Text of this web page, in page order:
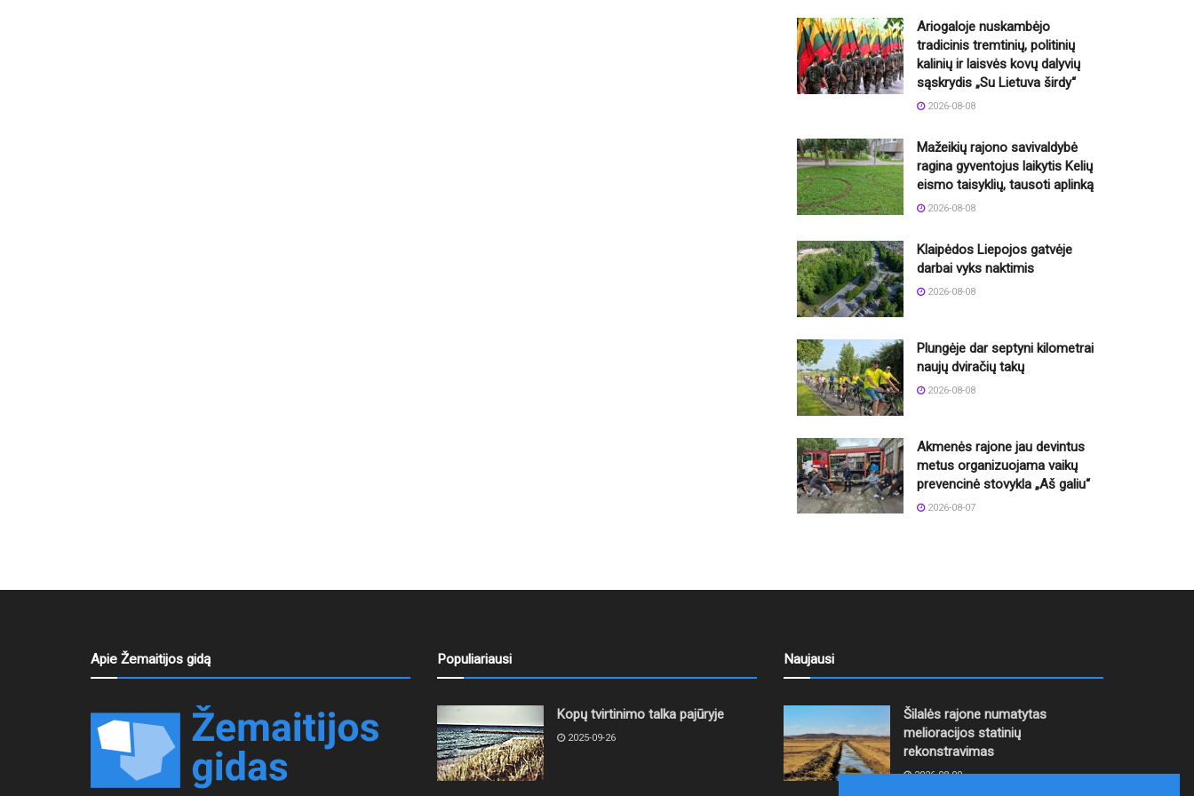
Ariogaloje nuskambėjo
tradicinis tremtinių, politinių
kalinių ir laisvės kovų dalyvių
sąskrydis „Su Lietuva širdy“
2026-08-08
Mažeikių rajono savivaldybė
ragina gyventojus laikytis Kelių
eismo taisyklių, tausoti aplinką
2026-08-08
Klaipėdos Liepojos gatvėje
darbai vyks naktimis
2026-08-08
Plungėje dar septyni kilometrai
naujų dviračių takų
2026-08-08
Akmenės rajone jau devintus
metus organizuojama vaikų
prevencinė stovykla „Aš galiu“
2026-08-07
Apie Žemaitijos gidą Populiariausi
Kopų tvirtinimo talka pajūryje
2025-09-26
Naujausi
Šilalės rajone numatytas
melioracijos statinių
rekonstravimas
2026-08-09